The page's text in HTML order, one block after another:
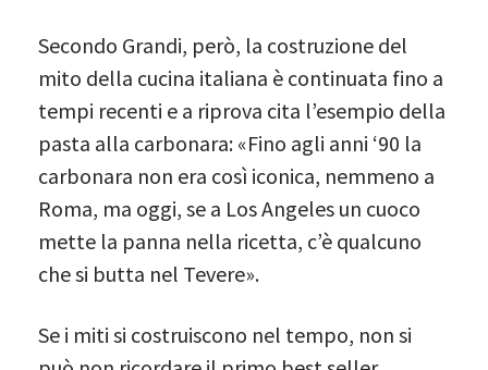
Secondo Grandi, però, la costruzione del
mito della cucina italiana è continuata fino a
tempi recenti e a riprova cita l’esempio della
pasta alla carbonara: «Fino agli anni ‘90 la
carbonara non era così iconica, nemmeno a
Roma, ma oggi, se a Los Angeles un cuoco
mette la panna nella ricetta, c’è qualcuno
che si butta nel Tevere».
Se i miti si costruiscono nel tempo, non si